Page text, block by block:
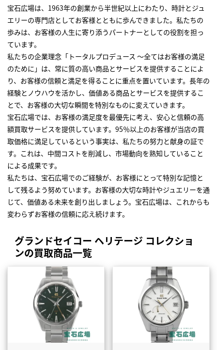
宝石広場は、1963年の創業から半世紀以上にわたり、時計とジュ
エリーの専門店としてお客様とともに歩んできました。私たちの
歩みは、お客様の人生に寄り添うパートナーとしての役割を担っ
ています。
私たちの企業理念「トータルプロデュース ～全てはお客様の満足
のために」は、常に質の高い商品とサービスを提供することによ
り、お客様の信頼と満足を得ることに重点を置いています。長年の
経験とノウハウを活かし、価値ある商品とサービスを提供するこ
とで、お客様の大切な瞬間を特別なものに変えていきます。
宝石広場では、お客様の満足度を最優先に考え、安心と信頼の高
額買取サービスを提供しています。95％以上のお客様が当店の買
取価格に満足しているという事実は、私たちの努力と献身の証で
す。これは、中間コストを削減し、市場動向を熟知していること
による成果です。
私たちは、宝石広場でのご経験が、お客様にとって特別な記憶と
して残るよう努めています。お客様の大切な時計やジュエリーを通
じて、価値ある未来を創り出しましょう。宝石広場は、これからも
変わらずお客様の信頼に応え続けます。
グランドセイコー ヘリテージ コレクショ
ンの買取商品一覧